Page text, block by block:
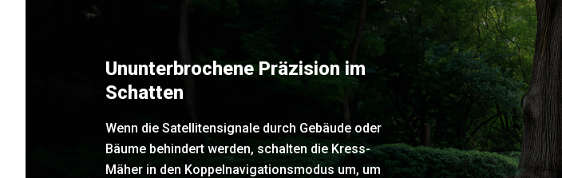
Ununterbrochene Präzision im
Schatten
Wenn die Satellitensignale durch Gebäude oder
Bäume behindert werden, schalten die Kress-
Mäher in den Koppelnavigationsmodus um, um